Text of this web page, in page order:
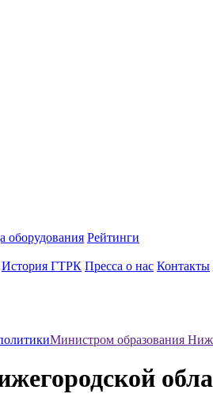
оборудования Рейтинги
История ГТРК Пресса о нас Контакты
Министром образования